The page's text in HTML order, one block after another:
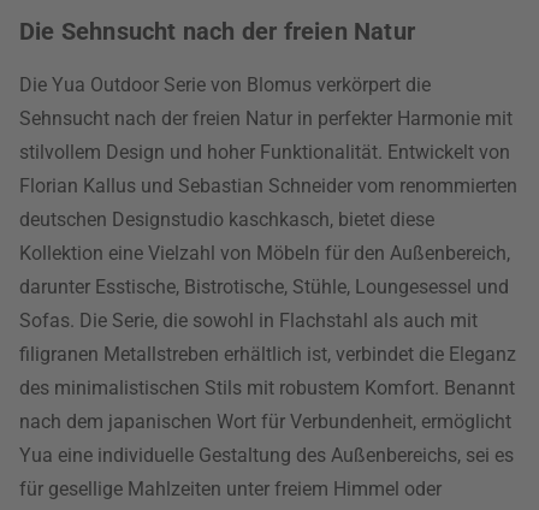
Die Sehnsucht nach der freien Natur
Die Yua Outdoor Serie von Blomus verkörpert die
Sehnsucht nach der freien Natur in perfekter Harmonie mit
stilvollem Design und hoher Funktionalität. Entwickelt von
Florian Kallus und Sebastian Schneider vom renommierten
deutschen Designstudio kaschkasch, bietet diese
Kollektion eine Vielzahl von Möbeln für den Außenbereich,
darunter Esstische, Bistrotische, Stühle, Loungesessel und
Sofas. Die Serie, die sowohl in Flachstahl als auch mit
filigranen Metallstreben erhältlich ist, verbindet die Eleganz
des minimalistischen Stils mit robustem Komfort. Benannt
nach dem japanischen Wort für Verbundenheit, ermöglicht
Yua eine individuelle Gestaltung des Außenbereichs, sei es
für gesellige Mahlzeiten unter freiem Himmel oder